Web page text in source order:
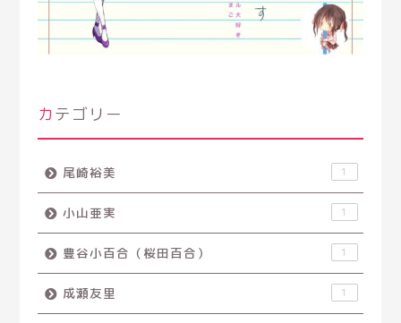
カテゴリー
尾崎裕美 1
小山亜実 1
豊谷小百合（桜田百合） 1
成瀬友里 1